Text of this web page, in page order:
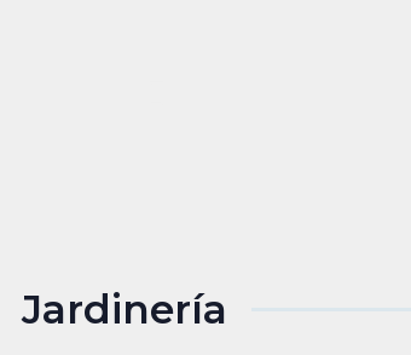
Jardinería